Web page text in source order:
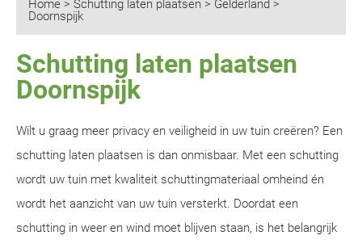
Home > Schutting laten plaatsen > Gelderland >
Doornspijk
Schutting laten plaatsen
Doornspijk
Wilt u graag meer privacy en veiligheid in uw tuin creëren? Een
schutting laten plaatsen is dan onmisbaar. Met een schutting
wordt uw tuin met kwaliteit schuttingmateriaal omheind én
wordt het aanzicht van uw tuin versterkt. Doordat een
schutting in weer en wind moet blijven staan, is het belangrijk